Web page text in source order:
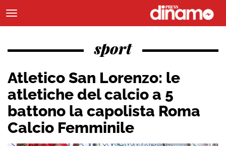
sport
Atletico San Lorenzo: le
atletiche del calcio a 5
battono la capolista Roma
Calcio Femminile